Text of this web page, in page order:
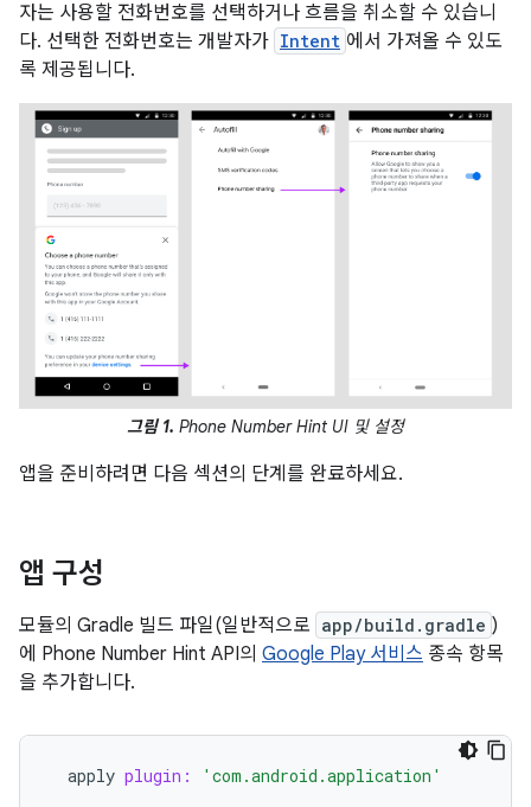
자는 사용할 전화번호를 선택하거나 흐름을 취소할 수 있습니
다. 선택한 전화번호는 개발자가 Intent 에서 가져올 수 있도
록 제공됩니다.
그림 1. Phone Number Hint UI 및 설정
앱을 준비하려면 다음 섹션의 단계를 완료하세요.
앱 구성
모듈의 Gradle 빌드 파일(일반적으로 app/build.gradle )
에 Phone Number Hint API의 Google Play 서비스 종속 항목
을 추가합니다.
apply plugin: 'com.android.application'